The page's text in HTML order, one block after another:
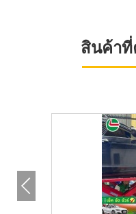
สินค้า